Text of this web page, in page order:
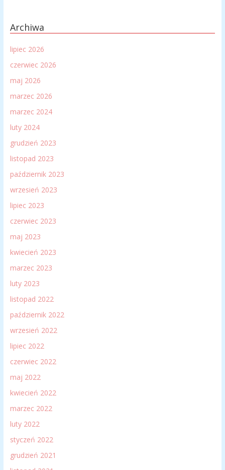
Archiwa
lipiec 2026
czerwiec 2026
maj 2026
marzec 2026
marzec 2024
luty 2024
grudzień 2023
listopad 2023
październik 2023
wrzesień 2023
lipiec 2023
czerwiec 2023
maj 2023
kwiecień 2023
marzec 2023
luty 2023
listopad 2022
październik 2022
wrzesień 2022
lipiec 2022
czerwiec 2022
maj 2022
kwiecień 2022
marzec 2022
luty 2022
styczeń 2022
grudzień 2021